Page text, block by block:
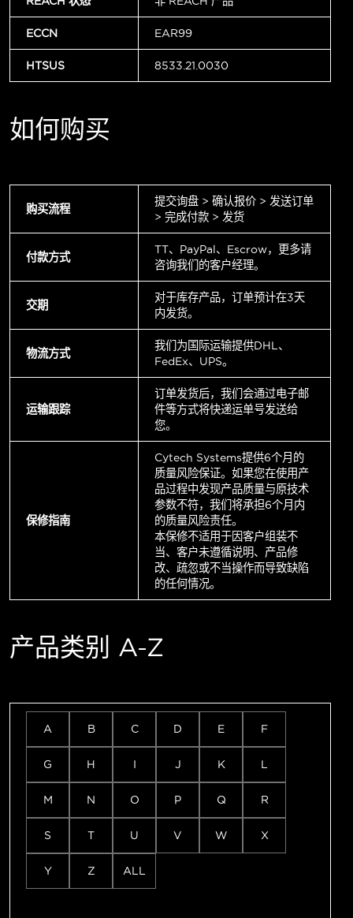
ECCN EAR99
HTSUS 8533.21.0030
如何购买
购买流程
提交询盘 > 确认报价 > 发送订单
> 完成付款 > 发货
付款方式
TT、PayPal、Escrow，更多请
咨询我们的客户经理。
交期
对于库存产品，订单预计在3天
内发货。
物流方式
我们为国际运输提供DHL、
FedEx、UPS。
运输跟踪
订单发货后，我们会通过电子邮
件等方式将快递运单号发送给
您。
保修指南
Cytech Systems提供6个月的
质量风险保证。如果您在使用产
品过程中发现产品质量与原技术
参数不符，我们将承担6个月内
的质量风险责任。
本保修不适用于因客户组装不
当、客户未遵循说明、产品修
改、疏忽或不当操作而导致缺陷
的任何情况。
产品类别 A-Z
A B C D E F
G H I J K L
M N O P Q R
S T U V W X
Y Z ALL